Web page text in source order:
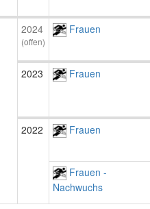
2024
(offen)
Frauen
2023 Frauen
2022 Frauen
Frauen -
Nachwuchs